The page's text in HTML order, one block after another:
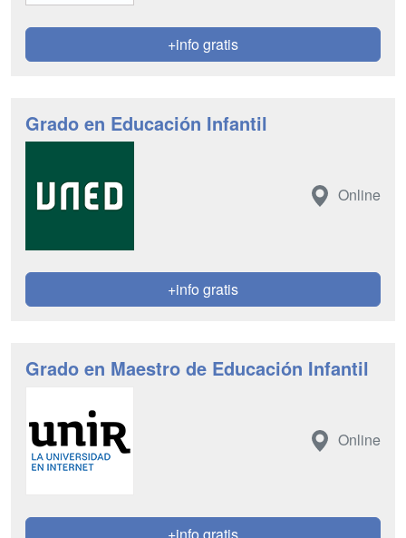
+info gratis
Grado en Educación Infantil
Online
+info gratis
Grado en Maestro de Educación Infantil
Online